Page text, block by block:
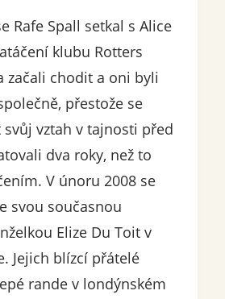
Rafe Spall setkal s Alice
klubu Rotters
začali chodit a oni byli
přestože se
svůj vztah v tajnosti před
dva roky, než to
V únoru 2008 se
svou současnou
Elize Du Toit v
Jejich blízcí přátelé
rande v londýnském